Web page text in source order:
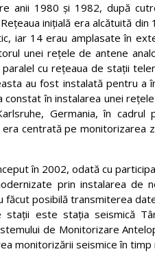
anii 1980 și 1982, după
inițială era alcătuită
iar 14 erau amplasate în
unei rețele de antene
cu rețeaua de stații
au fost instalată pentru
în instalarea unei
Germania, în cadrul
centrată pe
în 2002, odată cu
prin instalarea de
posibilă transmiterea
este stația seismică
de Monitorizare
monitorizării seismice în timp